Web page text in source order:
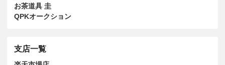
お茶道具 圭
QPKオークション
支店一覧